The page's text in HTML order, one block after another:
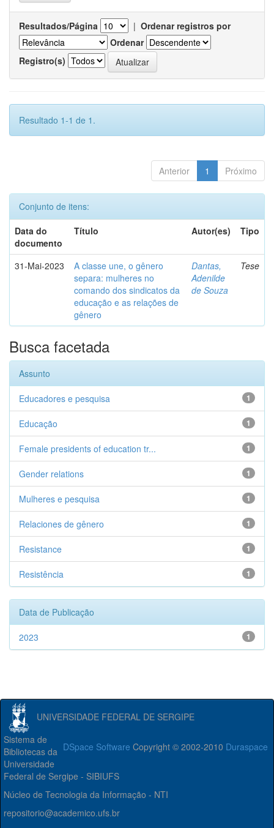
Resultados/Página | Ordenar registros por
Ordenar
Registro(s)
Resultado 1-1 de 1.
Anterior 1 Próximo
Conjunto de itens:
Data do
documento
Título Autor(es) Tipo
31-Mai-2023
A classe une, o gênero
separa: mulheres no
comando dos sindicatos da
educação e as relações de
gênero
Dantas,
Adenilde
de Souza
Tese
Busca facetada
Assunto
1
Educadores e pesquisa
1
Educação
1
Female presidents of education tr...
1
Gender relations
1
Mulheres e pesquisa
1
Relaciones de gênero
1
Resistance
1
Resistência
Data de Publicação
1
2023
UNIVERSIDADE FEDERAL DE SERGIPE
DSpace Software Copyright © 2002-2010 Duraspace
Sistema de
Bibliotecas da
Universidade
Federal de Sergipe - SIBIUFS
Núcleo de Tecnologia da Informação - NTI
repositorio@academico.ufs.br